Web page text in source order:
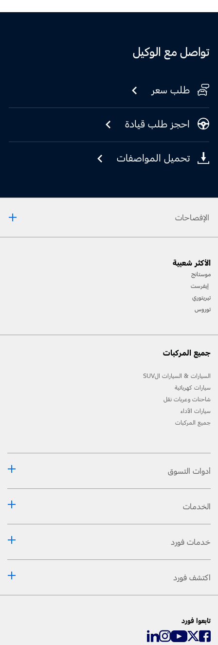
تواصل مع الوكيل
طلب سعر
احجز طلب قيادة
تحميل المواصفات
الإفصاحات
الأكثر شعبية
موستانج
إيفرست
تيريتوري
توروس
جميع المركبات
السيارات & السيارات الSUV
سيارات كهربائية
شاحنات وعربات نقل
سيارات الأداء
جميع المركبات
أدوات التسوق
الخدمات
خدمات فورد
اكتشف فورد
تابعوا فورد